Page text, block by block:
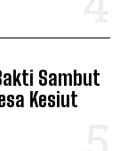
Sambut
Kesiut